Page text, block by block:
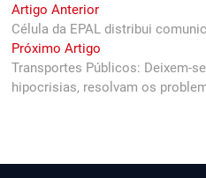
Navegação
de
artigos
Artigo AnteriorPrevious
post:
Célula da EPAL distribui
Próximo Artigo
post:
Transportes Públicos: Deixem-
hipocrisias, resolvam os